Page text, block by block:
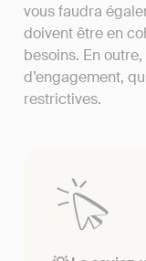
vous faudra
doivent être en
besoins. En
d’engagement,
restrictives.